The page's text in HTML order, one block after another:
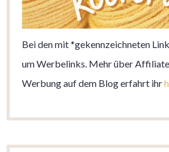
Bei den mit *gekennzeichneten
um Werbelinks. Mehr über
Werbung auf dem Blog erfahrt ihr